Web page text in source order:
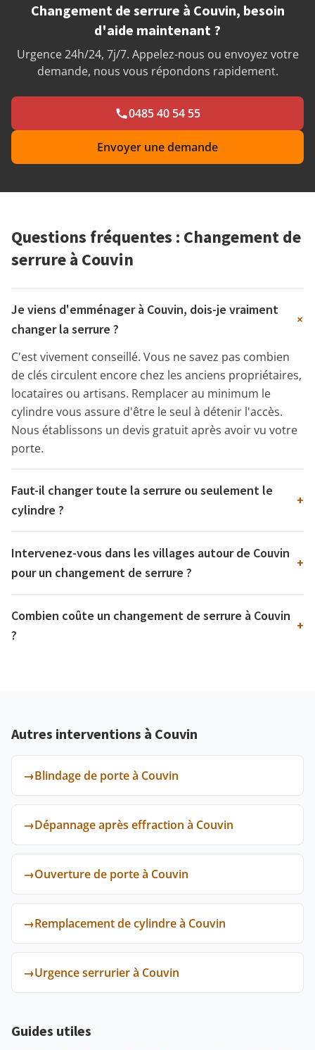
Changement de serrure à Couvin, besoin
d'aide maintenant ?
Urgence 24h/24, 7j/7. Appelez-nous ou envoyez votre
demande, nous vous répondons rapidement.
0485 40 54 55
Envoyer une demande
Questions fréquentes : Changement de
serrure à Couvin
Je viens d'emménager à Couvin, dois-je vraiment
changer la serrure ?
+
C'est vivement conseillé. Vous ne savez pas combien
de clés circulent encore chez les anciens propriétaires,
locataires ou artisans. Remplacer au minimum le
cylindre vous assure d'être le seul à détenir l'accès.
Nous établissons un devis gratuit après avoir vu votre
porte.
Faut-il changer toute la serrure ou seulement le
cylindre ?
+
Intervenez-vous dans les villages autour de Couvin
pour un changement de serrure ?
+
Combien coûte un changement de serrure à Couvin
?
+
Autres interventions à Couvin
→Blindage de porte à Couvin
→Dépannage après effraction à Couvin
→Ouverture de porte à Couvin
→Remplacement de cylindre à Couvin
→Urgence serrurier à Couvin
Guides utiles